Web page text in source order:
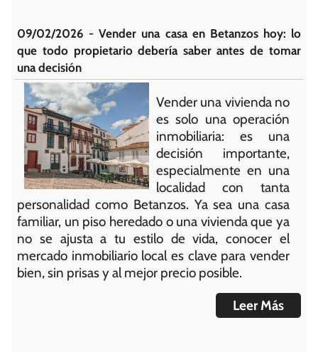
09/02/2026 - Vender una casa en Betanzos hoy: lo
que todo propietario debería saber antes de tomar
una decisión
Vender una vivienda no
es solo una operación
inmobiliaria: es una
decisión importante,
especialmente en una
localidad con tanta
personalidad como Betanzos. Ya sea una casa
familiar, un piso heredado o una vivienda que ya
no se ajusta a tu estilo de vida, conocer el
mercado inmobiliario local es clave para vender
bien, sin prisas y al mejor precio posible.
Leer Más